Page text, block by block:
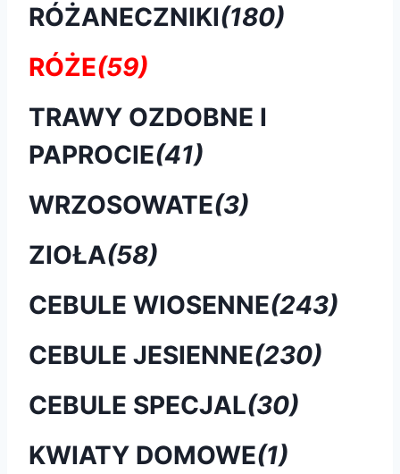
RÓŻANECZNIKI(180)
RÓŻE(59)
TRAWY OZDOBNE I
PAPROCIE(41)
WRZOSOWATE(3)
ZIOŁA(58)
CEBULE WIOSENNE(243)
CEBULE JESIENNE(230)
CEBULE SPECJAL(30)
KWIATY DOMOWE(1)